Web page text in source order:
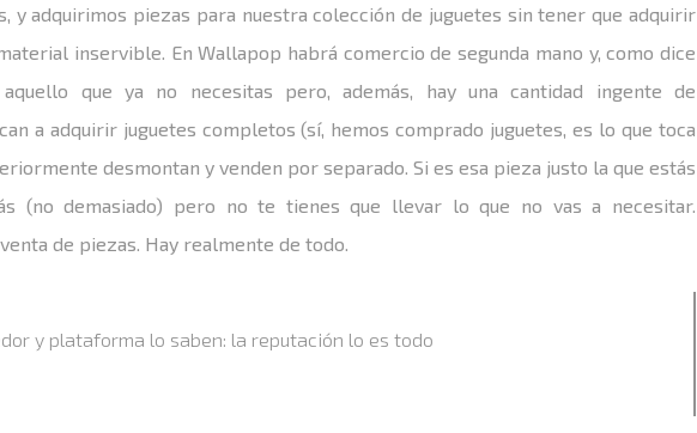
y adquirimos piezas para nuestra colección de juguetes sin tener que adquirir
inservible. En Wallapop habrá comercio de segunda mano y, como dice
que ya no necesitas pero, además, hay una cantidad ingente de
a adquirir juguetes completos (sí, hemos comprado juguetes, es lo que toca
desmontan y venden por separado. Si es esa pieza justo la que estás
(no demasiado) pero no te tienes que llevar lo que no vas a necesitar.
de piezas. Hay realmente de todo.
y plataforma lo saben: la reputación lo es todo